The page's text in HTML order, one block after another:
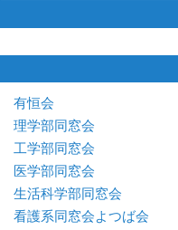
有恒会
理学部同窓会
工学部同窓会
医学部同窓会
生活科学部同窓会
看護系同窓会よつば会